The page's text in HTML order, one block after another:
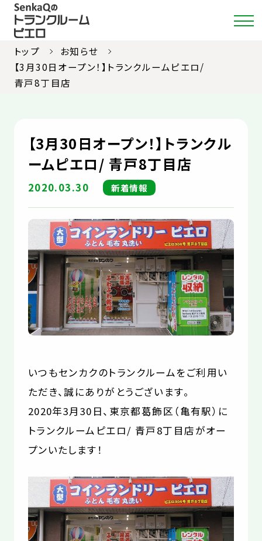
ご利用ガイド
約款
お部屋紹介
お知らせ
お役立コラム
よくあるご質問
トップ
お知らせ
【3月30日オープン！】トランクルームピエロ/
青戸8丁目店
【3月30日オープン！】トランクル
ームピエロ/ 青戸8丁目店
2020.03.30 新着情報
いつもセンカクのトランクルームをご利用い
ただき、誠にありがとうございます。
2020年3月30日、東京都葛飾区（亀有駅）に
トランクルームピエロ/ 青戸8丁目店がオー
プンいたします！